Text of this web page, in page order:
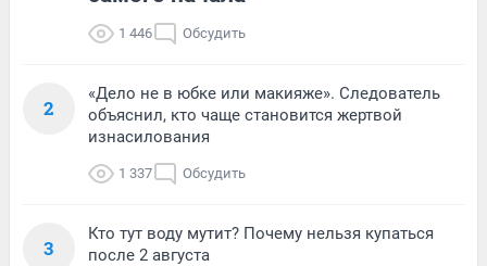
1 446 Обсудить
2
«Дело не в юбке или макияже». Следователь
объяснил, кто чаще становится жертвой
изнасилования
1 337 Обсудить
3
Кто тут воду мутит? Почему нельзя купаться
после 2 августа